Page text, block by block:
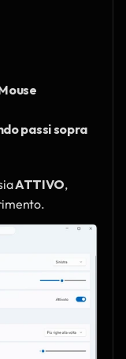
passi sopra
ATTIVO,